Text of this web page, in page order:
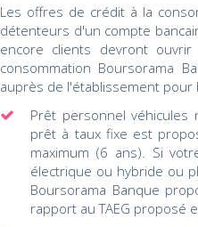
Les offres de crédit à la
détenteurs d'un compte
encore clients devront
consommation Boursorama
auprès de l'établissement
Prêt personnel véhicules
prêt à taux fixe est
maximum (6 ans). Si
électrique ou hybride ou
Boursorama Banque
rapport au TAEG proposé